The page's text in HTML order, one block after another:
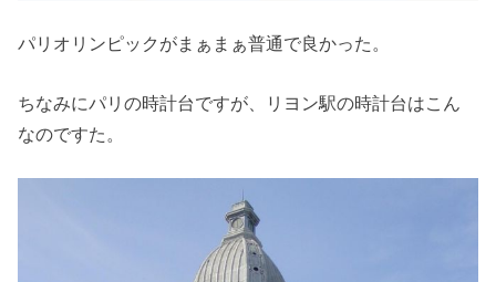
パリオリンピックがまぁまぁ普通で良かった。
ちなみにパリの時計台ですが、リヨン駅の時計台はこん
なのですた。